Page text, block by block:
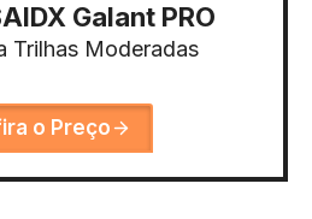
Galant PRO
Trilhas Moderadas
o Preço